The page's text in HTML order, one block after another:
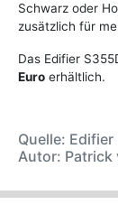
Schwarz oder
zusätzlich für
Das Edifier
Euro erhältlich.
Quelle:
Autor: Patrick